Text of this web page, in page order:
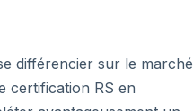
différencier sur le marché
certification RS en